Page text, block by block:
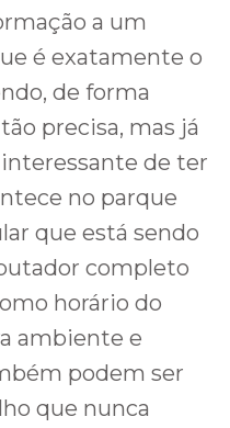
a um
é exatamente o
de forma
precisa, mas já
de ter
no parque
que está sendo
completo
horário do
ambiente e
podem ser
que nunca